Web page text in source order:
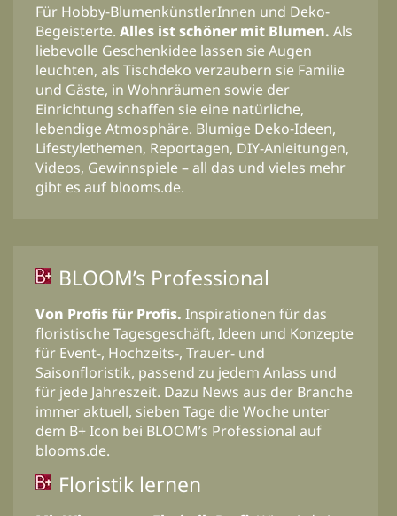
Für Hobby-BlumenkünstlerInnen und Deko-
Begeisterte. Alles ist schöner mit Blumen. Als
liebevolle Geschenkidee lassen sie Augen
leuchten, als Tischdeko verzaubern sie Familie
und Gäste, in Wohnräumen sowie der
Einrichtung schaffen sie eine natürliche,
lebendige Atmosphäre. Blumige Deko-Ideen,
Lifestylethemen, Reportagen, DIY-Anleitungen,
Videos, Gewinnspiele – all das und vieles mehr
gibt es auf blooms.de.
BLOOM’s Professional
Von Profis für Profis. Inspirationen für das
floristische Tagesgeschäft, Ideen und Konzepte
für Event-, Hochzeits-, Trauer- und
Saisonfloristik, passend zu jedem Anlass und
für jede Jahreszeit. Dazu News aus der Branche
immer aktuell, sieben Tage die Woche unter
dem B+ Icon bei BLOOM’s Professional auf
blooms.de.
Floristik lernen